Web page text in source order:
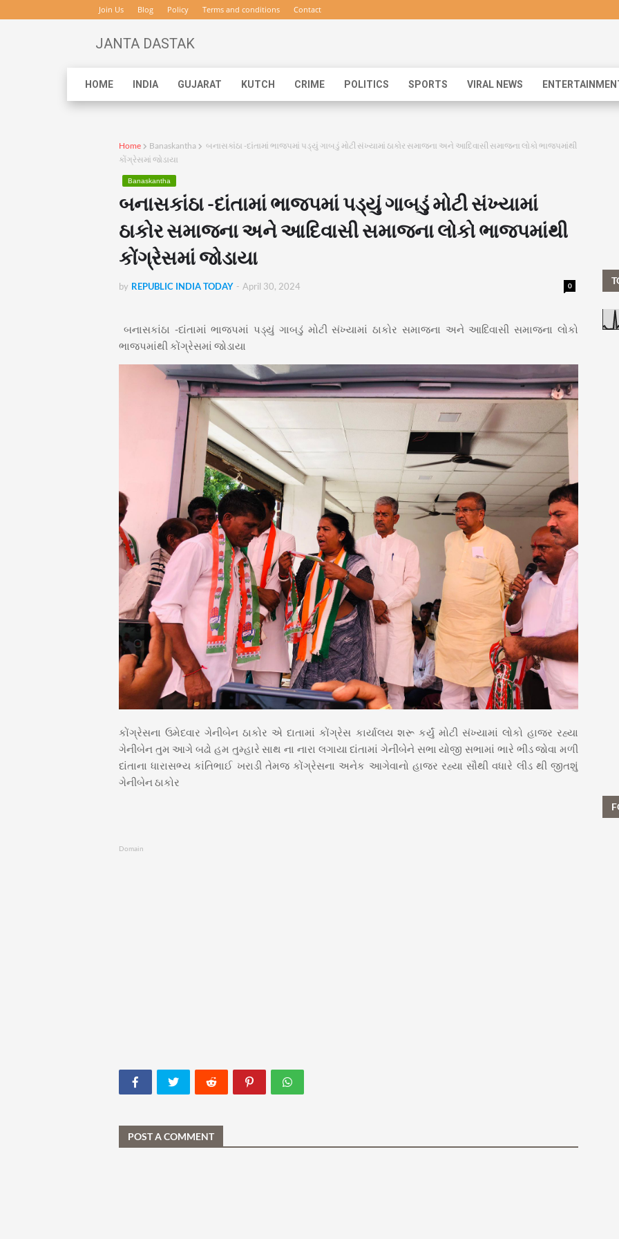
Join Us Blog Policy Terms and conditions Contact
JANTA DASTAK
HOME INDIA GUJARAT KUTCH CRIME POLITICS SPORTS VIRAL NEWS
Home Banaskantha
બનાસકાંઠા -દાંતામાં ભાજપમાં પડ્યું ગાબડું મોટી સંખ્યામાં ઠાકોર સમાજના અને આદિવાસી સમાજના લોકો ભાજપમાંથી
કોંગ્રેસમાં જોડાયા
Banaskantha
બનાસકાંઠા -દાંતામાં ભાજપમાં પડ્યું ગાબડું મોટી સંખ્યામાં
ઠાકોર સમાજના અને આદિવાસી સમાજના લોકો ભાજપમાંથી
કોંગ્રેસમાં જોડાયા
by REPUBLIC INDIA TODAY 0
- April 30, 2024
બનાસકાંઠા -દાંતામાં ભાજપમાં પડ્યું ગાબડું મોટી સંખ્યામાં ઠાકોર સમાજના અને આદિવાસી સમાજના લોકો
ભાજપમાંથી કોંગ્રેસમાં જોડાયા
કોંગ્રેસના ઉમેદવાર ગેનીબેન ઠાકોર એ દાતામાં કોંગ્રેસ કાર્યાલય શરૂ કર્યું મોટી સંખ્યામાં લોકો હાજર રહ્યા
ગેનીબેન તુમ આગે બઢો હમ તુમ્હારે સાથ ના નારા લગાયા દાંતામાં ગેનીબેને સભા યોજી સભામાં ભારે ભીડ જોવા મળી
દાંતાના ધારાસભ્ય કાંતિભાઈ ખરાડી તેમજ કોંગ્રેસના અનેક આગેવાનો હાજર રહ્યા સૌથી વધારે લીડ થી જીતશું
ગેનીબેન ઠાકોર
Domain
POST A COMMENT